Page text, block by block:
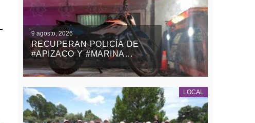
9 agosto, 2026
RECUPERAN POLICÍA DE
#APIZACO Y #MARINA
MOTOCICLETA ROBADA
CON VIOLENCIA EN EL
LOCAL